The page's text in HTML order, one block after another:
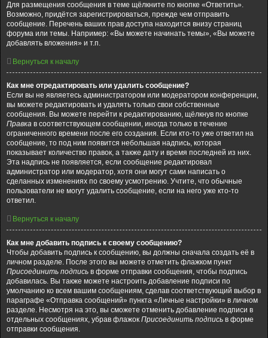
Для размещения сообщения в теме щёлкните по кнопке «Ответить».
Возможно, придётся зарегистрироваться, прежде чем отправить
сообщение. Перечень ваших прав доступа находится внизу страниц
форума или темы. Например: «Вы можете начинать темы», «Вы можете
добавлять вложения» и т.п.
Вернуться к началу
Как мне отредактировать или удалить сообщение?
Если вы не являетесь администратором или модератором конференции,
вы можете редактировать и удалять только свои собственные
сообщения. Вы можете перейти к редактированию, щёлкнув по кнопке
Правка в соответствующем сообщении, иногда только в течение
ограниченного времени после его создания. Если кто-то уже ответил на
сообщение, то под ним появится небольшая надпись, которая
показывает количество правок, а также дату и время последней из них.
Эта надпись не появляется, если сообщение редактировал
администратор или модератор, хотя они могут сами написать о
сделанных изменениях по своему усмотрению. Учтите, что обычные
пользователи не могут удалить сообщение, если на него уже кто-то
ответил.
Вернуться к началу
Как мне добавить подпись к своему сообщению?
Чтобы добавить подпись к сообщению, вы должны сначала создать её в
личном разделе. После этого вы можете отметить флажком пункт
Присоединить подпись в форме отправки сообщения, чтобы подпись
добавилась. Вы также можете настроить добавление подписи по
умолчанию ко всем вашим сообщениям, сделав соответствующий выбор в
параграфе «Отправка сообщений» пункта «Личные настройки» в личном
разделе. Несмотря на это, вы сможете отменить добавление подписи в
отдельных сообщениях, убрав флажок Присоединить подпись в форме
отправки сообщения.